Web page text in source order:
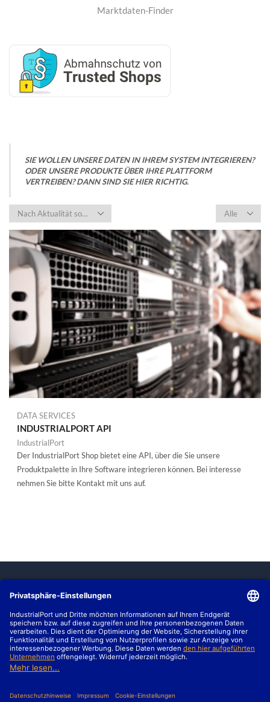
SIE WOLLEN UNSERE DATEN IN IHREM SYSTEM INTEGRIEREN?
ODER UNSERE PRODUKTE ÜBER IHRE PLATTFORM
VERTREIBEN? DANN SIND SIE HIER RICHTIG.
Products
page
DATA SERVICES
INDUSTRIALPORT API
IndustrialPort
Der IndustrialPort Shop bietet eine API, über die Sie unsere
Produktpalette in Ihre Software integrieren können. Bei interesse
nehmen Sie bitte Kontakt mit uns auf.
Marktdaten-Finder
MARKTBERICHTE
HALLENBEWERTUNG
B2B-VERKAUF